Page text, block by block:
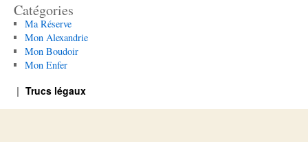
Catégories
Ma Réserve
Mon Alexandrie
Mon Boudoir
Mon Enfer
Trucs légaux